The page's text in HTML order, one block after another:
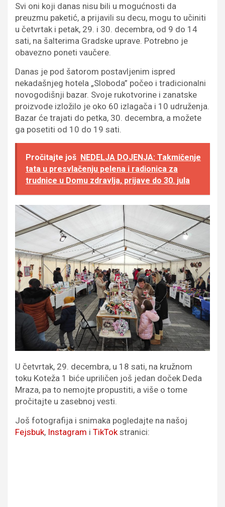
Svi oni koji danas nisu bili u mogućnosti da
preuzmu paketić, a prijavili su decu, mogu to učiniti
u četvrtak i petak, 29. i 30. decembra, od 9 do 14
sati, na šalterima Gradske uprave. Potrebno je
obavezno poneti vaučere.
Danas je pod šatorom postavljenim ispred
nekadašnjeg hotela „Sloboda” počeo i tradicionalni
novogodišnji bazar. Svoje rukotvorine i zanatske
proizvode izložilo je oko 60 izlagača i 10 udruženja.
Bazar će trajati do petka, 30. decembra, a možete
ga posetiti od 10 do 19 sati.
Pročitajte još NEDELJA DOJENJA: Takmičenje
tata u presvlačenju pelena i radionica za
trudnice u Domu zdravlja, prijave do 30. jula
U četvrtak, 29. decembra, u 18 sati, na kružnom
toku Koteža 1 biće upriličen još jedan doček Deda
Mraza, pa to nemojte propustiti, a više o tome
pročitajte u zasebnoj vesti.
Još fotografija i snimaka pogledajte na našoj
Fejsbuk, Instagram i TikTokstranici: